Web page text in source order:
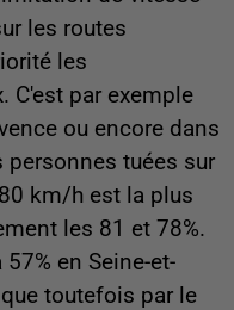
les routes
les
C'est par exemple
ou encore dans
personnes tuées sur
km/h est la plus
les 81 et 78%.
en Seine-et-
toutefois par le